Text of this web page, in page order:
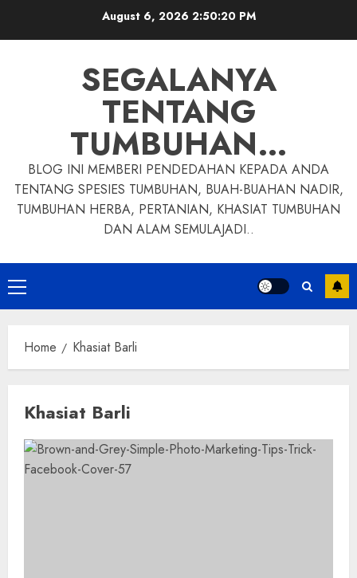
August 6, 20262:50:21 PM
SEGALANYA
TENTANG
TUMBUHAN…
BLOG INI MEMBERI PENDEDAHAN KEPADA ANDA
TENTANG SPESIES TUMBUHAN, BUAH-BUAHAN NADIR,
TUMBUHAN HERBA, PERTANIAN, KHASIAT TUMBUHAN
DAN ALAM SEMULAJADI..
Primary
Menu
Home Khasiat Barli
Khasiat Barli